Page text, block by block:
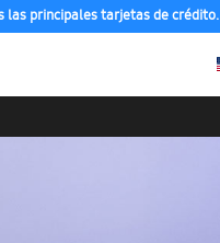
las principales tarjetas de crédito.